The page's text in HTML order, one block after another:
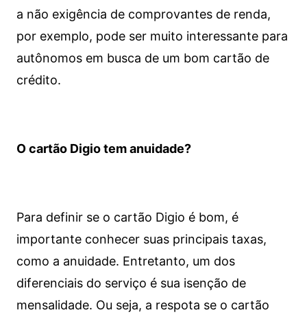
a não exigência de comprovantes de renda,
por exemplo, pode ser muito interessante para
autônomos em busca de um bom cartão de
crédito.
O cartão Digio tem anuidade?
Para definir se o cartão Digio é bom, é
importante conhecer suas principais taxas,
como a anuidade. Entretanto, um dos
diferenciais do serviço é sua isenção de
mensalidade. Ou seja, a respota se o cartão